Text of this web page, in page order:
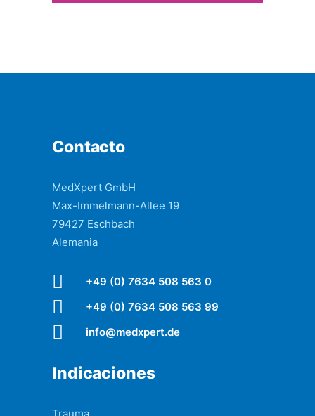
Contacto
MedXpert GmbH
Max-Immelmann-Allee 19
79427 Eschbach
Alemania
+49 (0) 7634 508 563 0
+49 (0) 7634 508 563 99
info@medxpert.de
Indicaciones